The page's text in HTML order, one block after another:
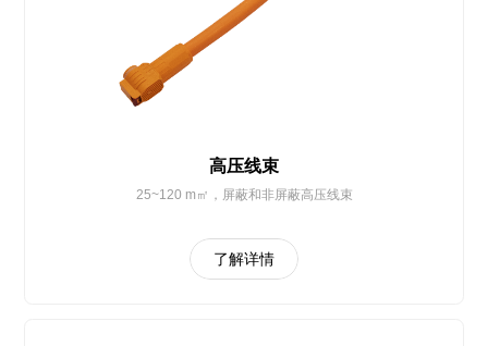
高压线束
25~120 m㎡，屏蔽和非屏蔽高压线束
了解详情